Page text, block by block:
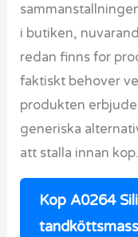
i butiken,
redan finns for
faktiskt behover
produkten
generiska
att stalla innan kop.
Kop A0264